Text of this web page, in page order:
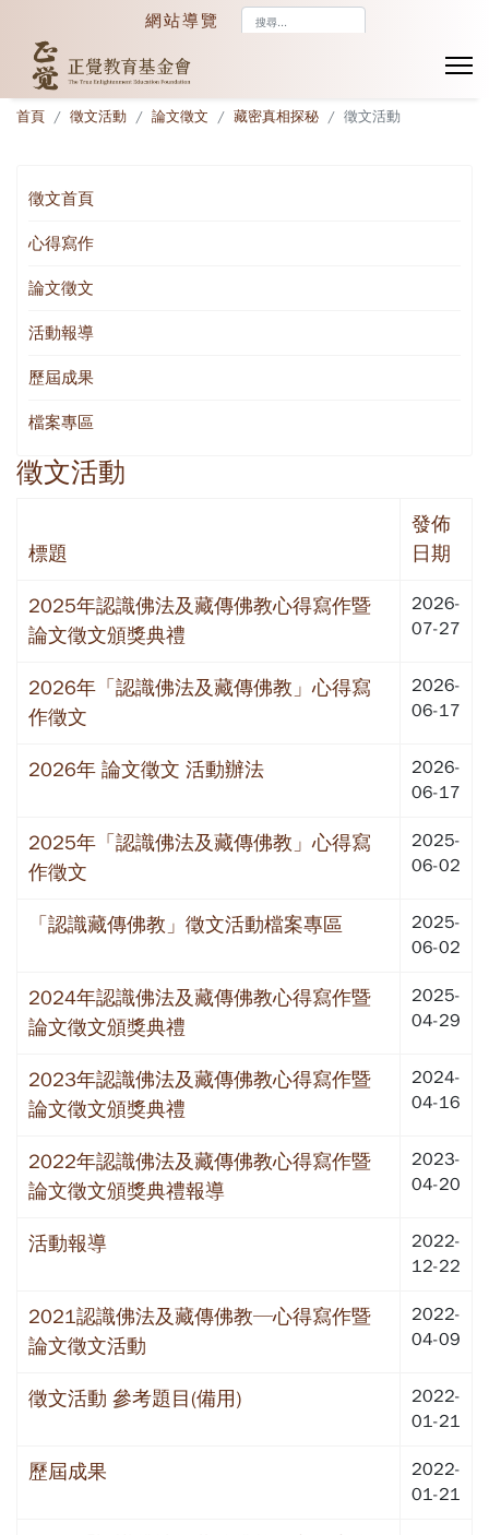
網站導覽
首頁 徵文活動 論文徵文 藏密真相探秘 徵文活動
徵文首頁
心得寫作
論文徵文
活動報導
歷屆成果
檔案專區
徵文活動
標題
發佈
日期
2025年認識佛法及藏傳佛教心得寫作暨
論文徵文頒獎典禮
2026-
07-27
2026年「認識佛法及藏傳佛教」心得寫
作徵文
2026-
06-17
2026年 論文徵文 活動辦法
2026-
06-17
2025年「認識佛法及藏傳佛教」心得寫
作徵文
2025-
06-02
「認識藏傳佛教」徵文活動檔案專區
2025-
06-02
2024年認識佛法及藏傳佛教心得寫作暨
論文徵文頒獎典禮
2025-
04-29
2023年認識佛法及藏傳佛教心得寫作暨
論文徵文頒獎典禮
2024-
04-16
2022年認識佛法及藏傳佛教心得寫作暨
論文徵文頒獎典禮報導
2023-
04-20
活動報導
2022-
12-22
2021認識佛法及藏傳佛教─心得寫作暨
論文徵文活動
2022-
04-09
徵文活動 參考題目(備用)
2022-
01-21
歷屆成果
2022-
01-21